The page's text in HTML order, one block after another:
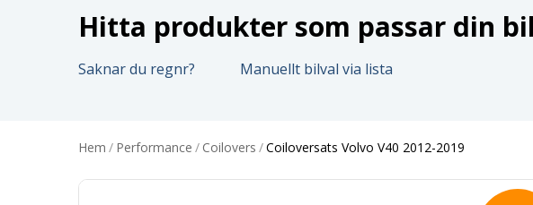
Hitta produkter som passar din bil
Saknar du regnr? Manuellt bilval via lista
Hem / Performance / Coilovers /Coiloversats Volvo V40 2012-2019